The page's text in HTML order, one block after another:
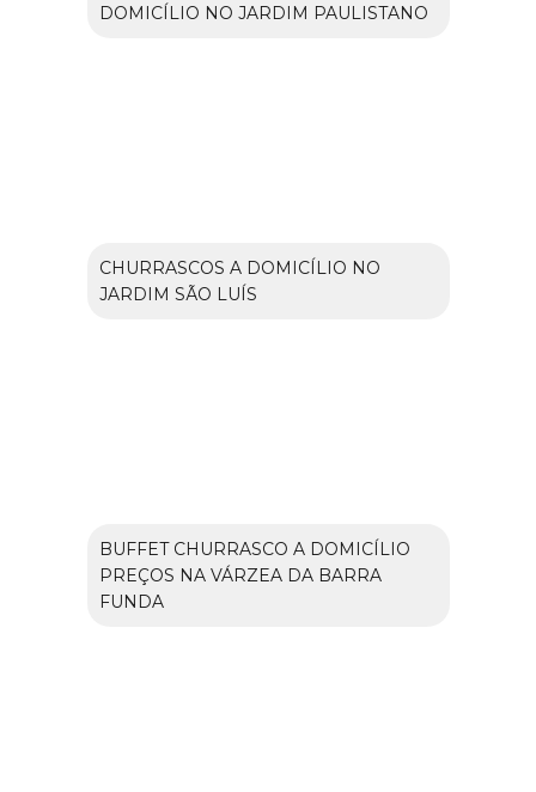
DOMICÍLIO NO JARDIM PAULISTANO
CHURRASCOS A DOMICÍLIO NO
JARDIM SÃO LUÍS
BUFFET CHURRASCO A DOMICÍLIO
PREÇOS NA VÁRZEA DA BARRA
FUNDA